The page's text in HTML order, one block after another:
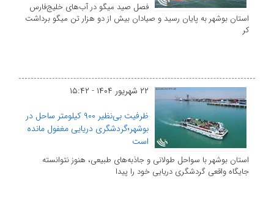
فصل صید میگو در آب‌های خلیج‌فارس
استان بوشهر به پایان رسید و صیادان بیش از دو هزار تن میگو برداشت
کر
۲۲ شهریور ۱۴۰۴ - ۱۵:۴۲
ظرفیت بی‌نظیر ۹۰۰ کیلومتر ساحل در
بوشهر؛گردشگری دریایی مغفول مانده
است
استان بوشهر با سواحل طولانی و جاذبه‌های طبیعی، هنوز نتوانسته
جایگاه واقعی گردشگری دریایی خود را پیدا